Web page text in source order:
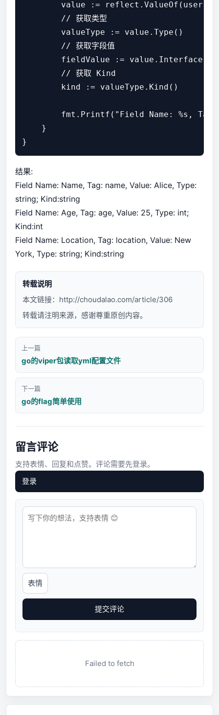
value :=
        // 获取类型
        valueType := value.Type()
        // 获取字段值
        fieldValue := value.Interface()
        // 获取 Kind
        kind := valueType.Kind()
fmt.Printf("Field Name: %s,
    }
结果:
Field Name: Name, Tag: name, Value: Alice, Type:
string; Kind:string
Field Name: Age, Tag: age, Value: 25, Type: int;
Kind:int
Field Name: Location, Tag: location, Value: New
York, Type: string; Kind:string
转载说明
本文链接： http://choudalao.com/article/306
转载请注明来源，感谢尊重原创内容。
上一篇
go的viper包读取yml配置文件
下一篇
go的flag简单使用
留言评论
支持表情、回复和点赞。评论需要先登录。
登录
表情
提交评论
Failed to fetch